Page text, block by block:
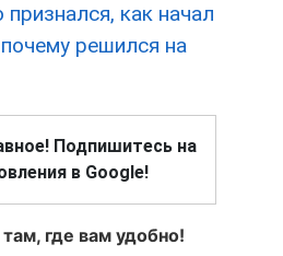
как начал
решился на
Подпишитесь на
в Google!
где вам удобно!